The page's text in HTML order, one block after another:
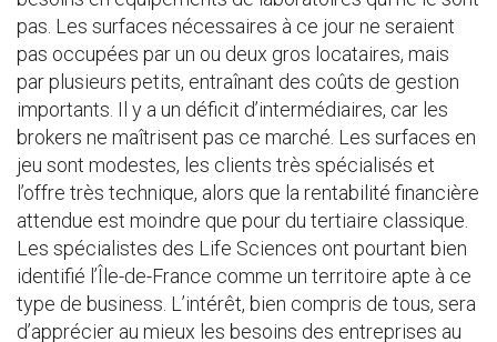
pas. Les surfaces nécessaires à ce jour ne seraient
pas occupées par un ou deux gros locataires, mais
par plusieurs petits, entraînant des coûts de gestion
importants. Il y a un déficit d’intermédiaires, car les
brokers ne maîtrisent pas ce marché. Les surfaces en
jeu sont modestes, les clients très spécialisés et
l’offre très technique, alors que la rentabilité financière
attendue est moindre que pour du tertiaire classique.
Les spécialistes des Life Sciences ont pourtant bien
identifié l’Île-de-France comme un territoire apte à ce
type de business. L’intérêt, bien compris de tous, sera
d’apprécier au mieux les besoins des entreprises au